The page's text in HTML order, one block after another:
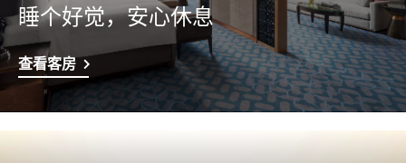
睡个好觉，安心休息
查看客房